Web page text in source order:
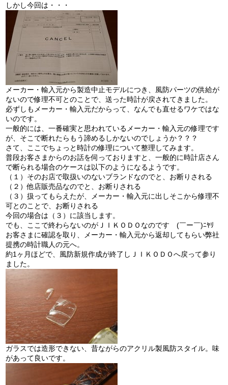
しかし今回は・・・
メーカー・輸入元から製造中止モデルにつき、風防パーツの供給が
ないので修理不可とのことで、送った時計が戻されてきました。
必ずしもメーカー・輸入元だからって、なんでも直せるワケではな
いのです。
一般的には、一番確実と思われているメーカー・輸入元の修理です
が、そこで断れたらもう諦めるしかないのでしょうか？？？
さて、ここでちょっと時計の修理について整理してみます。
普段お客さまからのお話を伺っておりますと、一般的に時計店さん
で断られる場合のケースは以下のようになるようです。
（１）そのお店で取扱いのないブランドなのでと、お断りされる
（２）他店販売品なのでと、お断りされる
（３）扱ってもらえたが、メーカー・輸入元に出しそこから修理不
可とのことで、お断りされる
今回の場合は（３）に該当します。
でも、ここで終わらないのがＪＩＫＯＤＯなのです (￣ー￣)ﾆﾔﾘ
お客さまに確認を取り、メーカー・輸入元から返却してもらい弊社
提携の時計職人の元へ。
約1ヶ月ほどで、風防新規作成が終了しＪＩＫＯＤＯへ戻って参り
ました。
ガラスでは造形できない、昔ながらのアクリル製風防スタイル。味
があって良いです。